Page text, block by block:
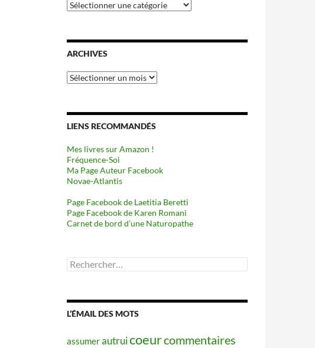
Catégories
ARCHIVES
Archives
LIENS RECOMMANDÉS
Mes livres sur Amazon !
Fréquence-Soi
Ma Page Auteur Facebook
Novae-Atlantis
Page Facebook de Laetitia Beretti
Page Facebook de Karen Romani
Carnet de bord d’une Naturopathe
Rechercher :
L’ÉMAIL DES MOTS
assumerautruicoeurcommentaires